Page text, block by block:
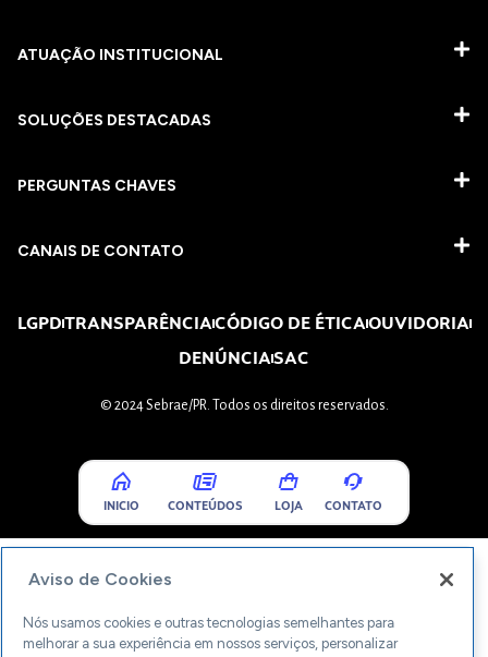
ATUAÇÃO INSTITUCIONAL
SOLUÇÕES DESTACADAS
PERGUNTAS CHAVES​
CANAIS DE CONTATO
LGPDTRANSPARÊNCIACÓDIGO DE ÉTICAOUVIDORIA
DENÚNCIASAC
© 2024 Sebrae/PR. Todos os direitos reservados.
INICIO CONTEÚDOS LOJA CONTATO
Aviso de Cookies
Nós usamos cookies e outras tecnologias semelhantes para
melhorar a sua experiência em nossos serviços, personalizar